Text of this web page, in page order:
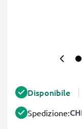
Disponibile
Spedizione: